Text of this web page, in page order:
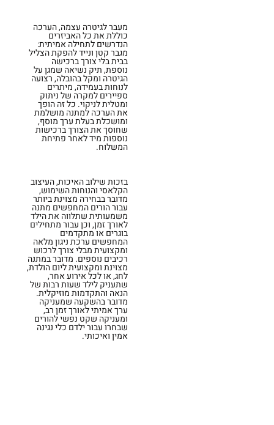
מעבר לגיטרה עצמה, הערכה
כוללת את כל האביזרים
הנדרשים לתחילה אמיתית:
מגבר קטן ונייד להפקת הצליל
בבית בלי צורך ברכישה
נוספת, תיק נשיאה שמגן על
הגיטרה ומקל בהובלה, רצועה
לנוחות בעמידה, מיתרים
ספיירים למקרה של ניתוק
ומטלית לניקוי. כל זה הופך
את הערכה למתנה מושלמת
ומושכלת בעלת ערך מוסף,
שחוסך את הצורך ברכישות
נוספות מיד לאחר פתיחת
המשלוח.
בזכות שילוב האיכות, העיצוב
הקלאסי והנוחות השימוש,
מדובר בבחירה מצוינת ביותר
עבור הורים המחפשים מתנה
משמעותית שתלווה את הילד
לאורך זמן, וכן עבור מתחילים
בוגרים או מתקדמים
המחפשים ערכת ניגון מלאה
ומקצועית מבלי צורך לרכוש
רכיבים נוספים. מדובר במתנה
מצוינת ומקצועית ליום הולדת,
לחג, או לכל אירוע אחר,
שתעניק לילד שעות רבות של
הנאה והתקדמות מוזיקלית.
מדובר בהשקעה שמעניקה
ערך אמיתי לאורך זמן רב,
ומעניקה שקט נפשי להורים
שבחרו עבור ילדם כלי נגינה
אמין ואיכותי.